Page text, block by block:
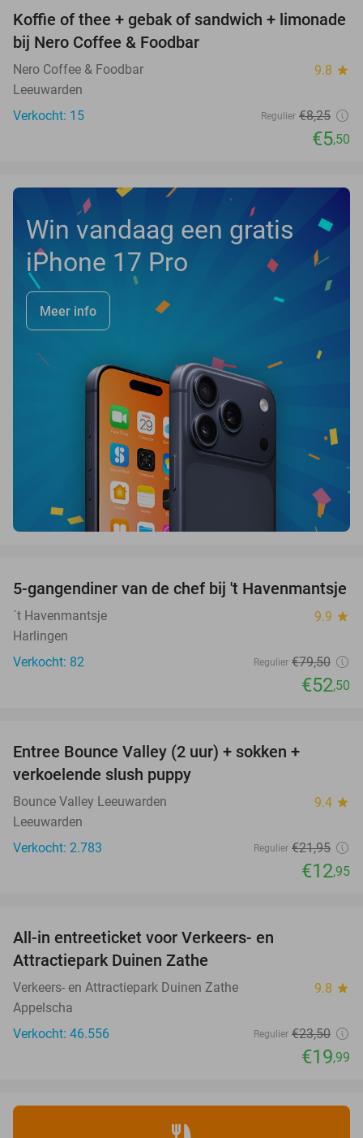
33%
TODAY
Koffie of thee + gebak of sandwich + limonade
bij Nero Coffee & Foodbar
Nero Coffee & Foodbar 9.8 star
Leeuwarden
Verkocht: 15
Regulier €8,25
€5,50
Win vandaag een gratis
iPhone 17 Pro
Meer info
34%
5-gangendiner van de chef bij 't Havenmantsje
´t Havenmantsje 9.9 star
Harlingen
Verkocht: 82
Regulier €79,50
€52,50
Entree Bounce Valley (2 uur) + sokken +
verkoelende slush puppy
Bounce Valley Leeuwarden 9.4 star
Leeuwarden
Verkocht: 2.783
Regulier €21,95
€12,95
All-in entreeticket voor Verkeers- en
Attractiepark Duinen Zathe
Verkeers- en Attractiepark Duinen Zathe 9.8 star
Appelscha
Verkocht: 46.556
Regulier €23,50
€19,99